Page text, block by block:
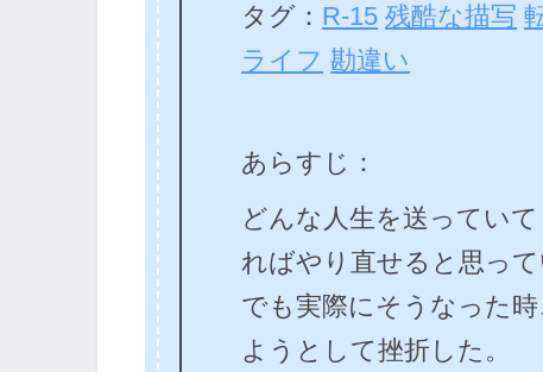
タグ： R-15 残酷な描写
ライフ 勘違い
あらすじ：
どんな人生を送ってい
ればやり直せると思って
でも実際にそうなった
ようとして挫折した。